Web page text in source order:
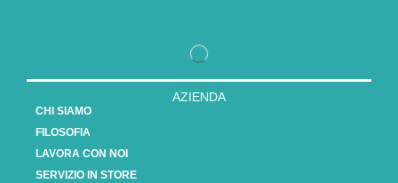
AZIENDA
CHI SIAMO
FILOSOFIA
LAVORA CON NOI
SERVIZIO IN STORE